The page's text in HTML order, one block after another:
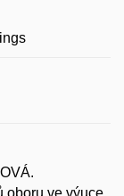
oboru ve výuce